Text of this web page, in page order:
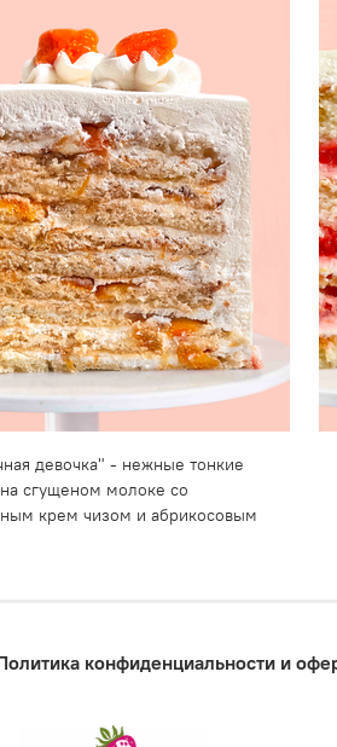
девочка" - нежные тонкие
сгущеном молоке со
крем чизом и абрикосовым
конфиденциальности и